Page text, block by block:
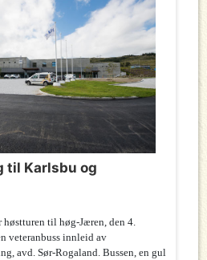
til Karlsbu og
høstturen til høg-Jæren, den 4.
veteranbuss innleid av
avd. Sør-Rogaland. Bussen, en gul